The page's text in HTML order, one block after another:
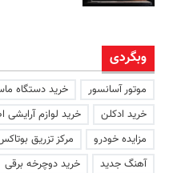
وبگردی
موتور آسانسور خرید دستگاه
خرید ادکلن
خرید لوازم آرایشی
مزایده خودرو
مرکز تزریق
آهنگ جدید
خرید دوچرخه برقی